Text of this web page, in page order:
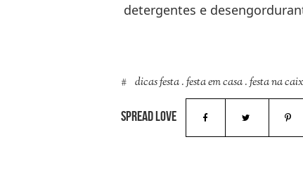
detergentes e
dicas festa.festa em casa.festa na